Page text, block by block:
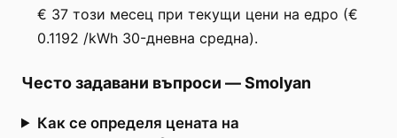
€ 37 този месец при текущи цени на едро (€
0.1192 /kWh 30-дневна средна).
Често задавани въпроси —Smolyan
Как се определя цената на